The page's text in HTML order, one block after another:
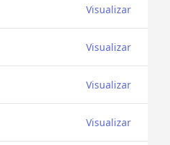
Visualizar
Visualizar
Visualizar
Visualizar